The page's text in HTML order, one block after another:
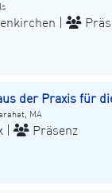
|
der Praxis für
MA
|
Präsenz